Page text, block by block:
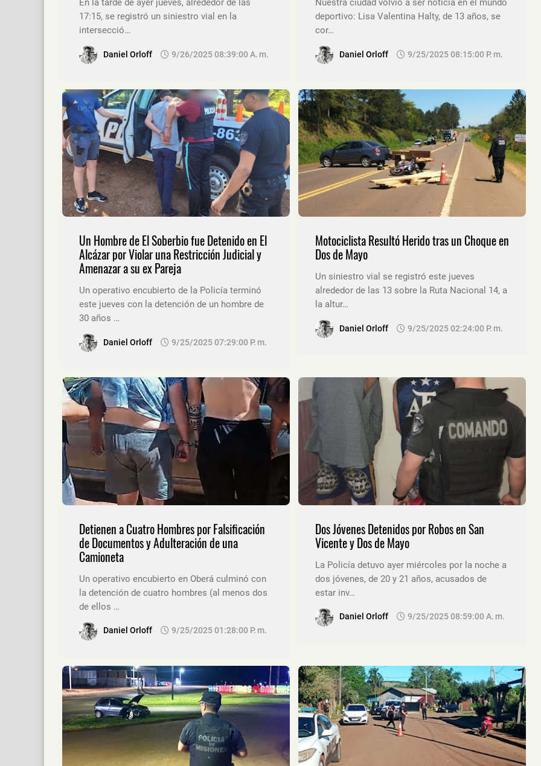
En la tarde de ayer jueves, alrededor de las
17:15, se registró un siniestro vial en la
intersecció…
Daniel Orloff 9/26/2025 08:39:00 A. M.
Nuestra ciudad volvió a ser noticia en el mundo
deportivo: Lisa Valentina Halty, de 13 años, se
cor…
Daniel Orloff 9/25/2025 08:15:00 P. M.
Un Hombre de El Soberbio fue Detenido en El
Alcázar por Violar una Restricción Judicial y
Amenazar a su ex Pareja
Un operativo encubierto de la Policía terminó
este jueves con la detención de un hombre de
30 años …
Daniel Orloff 9/25/2025 07:29:00 P. M.
Motociclista Resultó Herido tras un Choque en
Dos de Mayo
Un siniestro vial se registró este jueves
alrededor de las 13 sobre la Ruta Nacional 14, a
la altur…
Daniel Orloff 9/25/2025 02:24:00 P. M.
Detienen a Cuatro Hombres por Falsificación
de Documentos y Adulteración de una
Camioneta
Un operativo encubierto en Oberá culminó con
la detención de cuatro hombres (al menos dos
de ellos …
Daniel Orloff 9/25/2025 01:28:00 P. M.
Dos Jóvenes Detenidos por Robos en San
Vicente y Dos de Mayo
La Policía detuvo ayer miércoles por la noche a
dos jóvenes, de 20 y 21 años, acusados de
estar inv…
Daniel Orloff 9/25/2025 08:59:00 A. M.